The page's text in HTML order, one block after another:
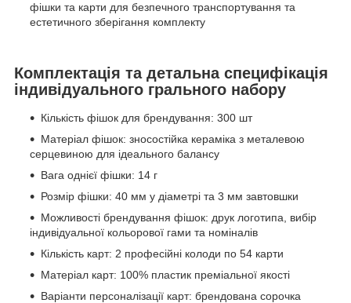
фішки та карти для безпечного транспортування та
естетичного зберігання комплекту
Комплектація та детальна специфікація
індивідуального грального набору
Кількість фішок для брендування: 300 шт
Матеріал фішок: зносостійка кераміка з металевою
серцевиною для ідеального балансу
Вага однієї фішки: 14 г
Розмір фішки: 40 мм у діаметрі та 3 мм завтовшки
Можливості брендування фішок: друк логотипа, вибір
індивідуальної кольорової гами та номіналів
Кількість карт: 2 професійні колоди по 54 карти
Матеріал карт: 100% пластик преміальної якості
Варіанти персоналізації карт: брендована сорочка